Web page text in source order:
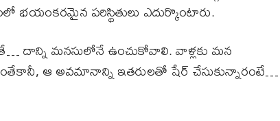
భయంకరమైన పరిస్థితులు ఎదుర్కొంటారు.
దాన్ని మనసులోనే ఉంచుకోవాలి. వాళ్లకు మన
ఆ అవమానాన్ని ఇతరులతో షేర్ చేసుకున్నారంటే…